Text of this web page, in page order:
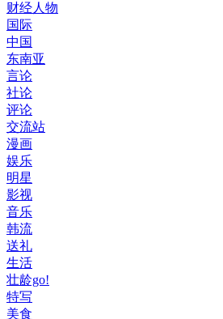
财经人物
国际
中国
东南亚
言论
社论
评论
交流站
漫画
娱乐
明星
影视
音乐
韩流
送礼
生活
壮龄go!
特写
美食